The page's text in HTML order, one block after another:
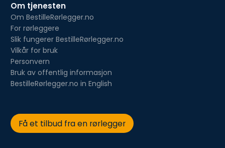
Om tjenesten
Om BestilleRørlegger.no
For rørleggere
Slik fungerer BestilleRørlegger.no
Vilkår for bruk
Personvern
Bruk av offentlig informasjon
BestilleRørlegger.no in English
Få et tilbud fra en rørlegger